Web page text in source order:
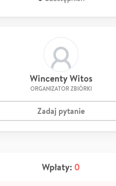
Wincenty Witos
ORGANIZATOR ZBIÓRKI
Zadaj pytanie
Wpłaty: 0